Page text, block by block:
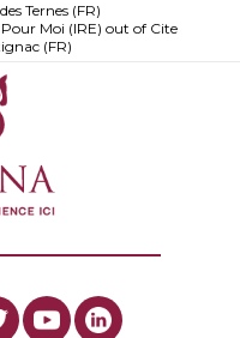
Ternes (FR)
Moi (IRE) out of Cite
(FR)